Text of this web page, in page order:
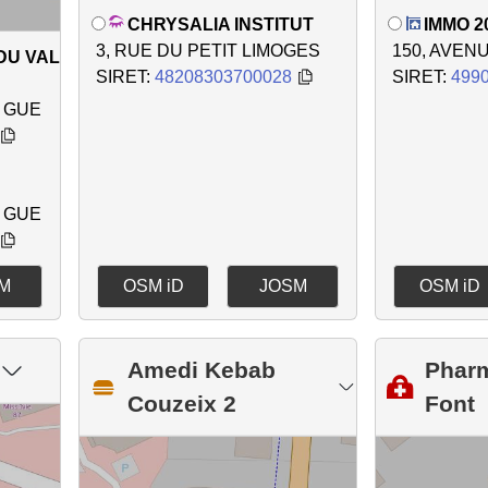
VAL
CHRYSALIA INSTITUT
3, RUE DU PETIT LIMOGES
SIRET: 48208303700028
OSM iD JOSM
IMMO
150,
SIRET:
OSM iD
Amedi Kebab
Couzeix 2
Font